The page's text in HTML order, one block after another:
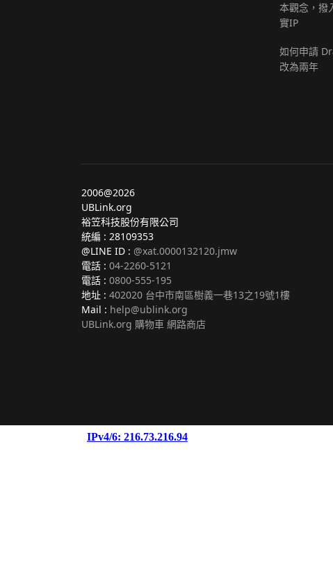
本觀念，撥
實IP
如何申請
改為兩年
2006@2026
UBLink.org
裕笠科技股份有限公司
統編 : 28109353
@LINE ID : @xat.0000132120.jmw
電話 : 04-2260-5121
電話 : 0800-555-195
地址 : 402020 台中市南區樹義一巷13之19號1樓
Mail : help@ublink.org
UBLink.org 購物車 網路商店